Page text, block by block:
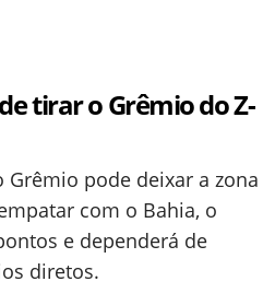
tirar o Grêmio do Z-
Grêmio pode deixar a zona
com o Bahia, o
e dependerá de
diretos.